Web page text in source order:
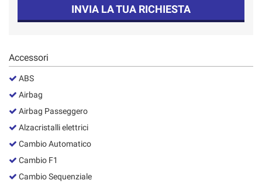
INVIA LA TUA RICHIESTA
Accessori
ABS
Airbag
Airbag Passeggero
Alzacristalli elettrici
Cambio Automatico
Cambio F1
Cambio Sequenziale
Cookie di marketing
la
policy
Salva
impostazioni